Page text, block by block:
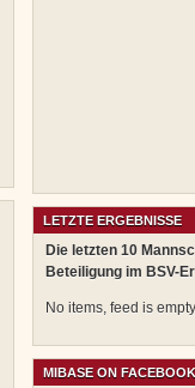
LETZTE ERGEBNISSE
Die letzten 10
Beteiligung im BSV-
No items, feed is
MIBASE ON FACEBOOK